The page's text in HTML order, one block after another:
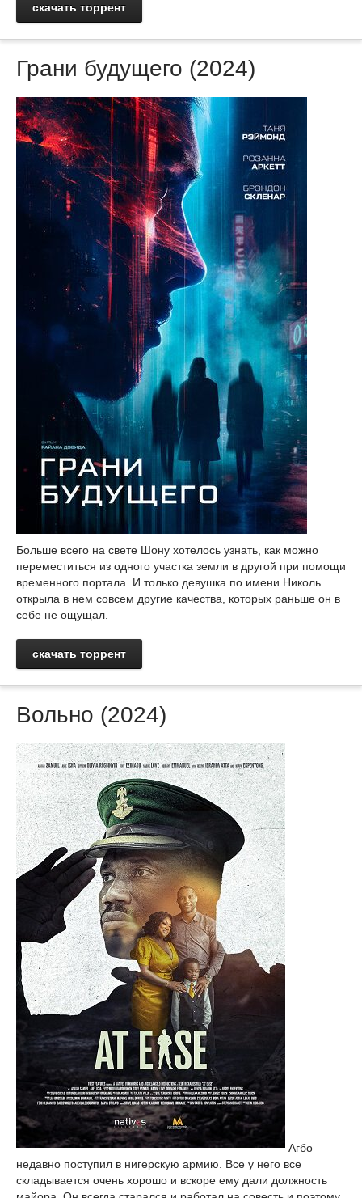
скачать торрент
Грани будущего (2024)
Больше всего на свете Шону хотелось узнать, как можно
переместиться из одного участка земли в другой при помощи
временного портала. И только девушка по имени Николь
открыла в нем совсем другие качества, которых раньше он в
себе не ощущал.
скачать торрент
Вольно (2024)
Агбо
недавно поступил в нигерскую армию. Все у него все
складывается очень хорошо и вскоре ему дали должность